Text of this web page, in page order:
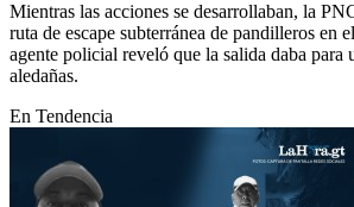
Mientras las acciones se desarrollaban, la
ruta de escape subterránea de pandilleros en
agente policial reveló que la salida daba para
aledañas.
En Tendencia